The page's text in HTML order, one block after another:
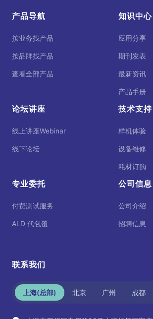
产品导航
按业务找产品
按品牌找产品
查看全部产品
知识中心
应用分享
期刊发表
最新资讯
产品手册
论坛讲座
线上讲座Webinar
线下论坛
技术支持
样机体验
设备维修
耗材订购
专业委托
付费测试服务
ALD 代包覆
公司信息
公司介绍
招聘信息
联系我们
上海(总部) 北京 广州 成都